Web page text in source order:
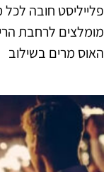
פלייליסט חובה
האוס מרים בשילוב